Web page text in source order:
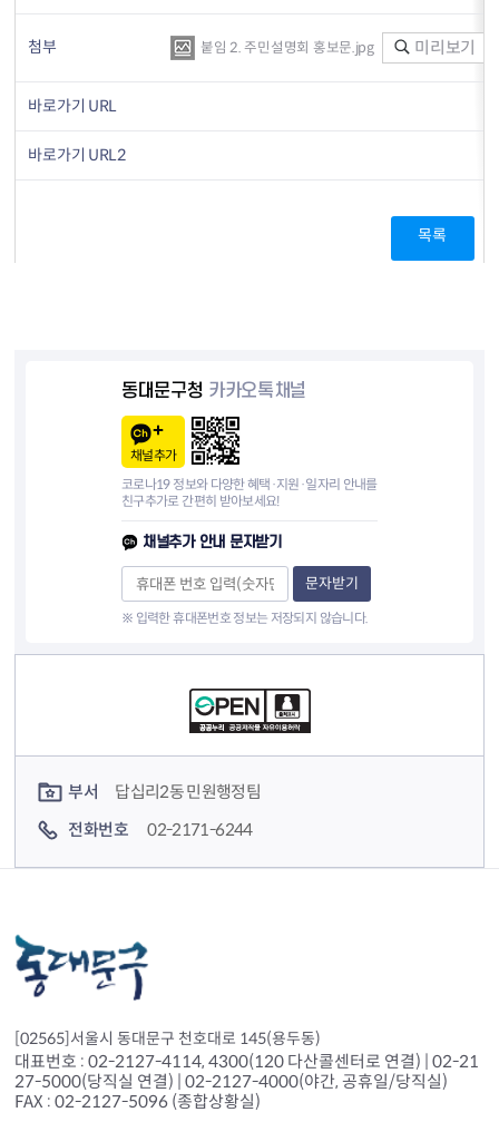
첨부 붙임 2. 주민설명회 홍보문.jpg 미리보기
바로가기 URL
바로가기 URL2
목록
동대문구청 카카오톡채널
채널추가
코로나19 정보와 다양한 혜택·지원·일자리 안내를
친구추가로 간편히 받아보세요!
채널추가 안내 문자받기
문자받기
※ 입력한 휴대폰번호 정보는 저장되지 않습니다.
부서
답십리2동 민원행정팀
전화번호
02-2171-6244
[02565]서울시 동대문구 천호대로 145(용두동)
대표번호 : 02-2127-4114, 4300(120 다산콜센터로 연결) | 02-21
27-5000(당직실 연결) | 02-2127-4000(야간, 공휴일/당직실)
FAX : 02-2127-5096 (종합상황실)